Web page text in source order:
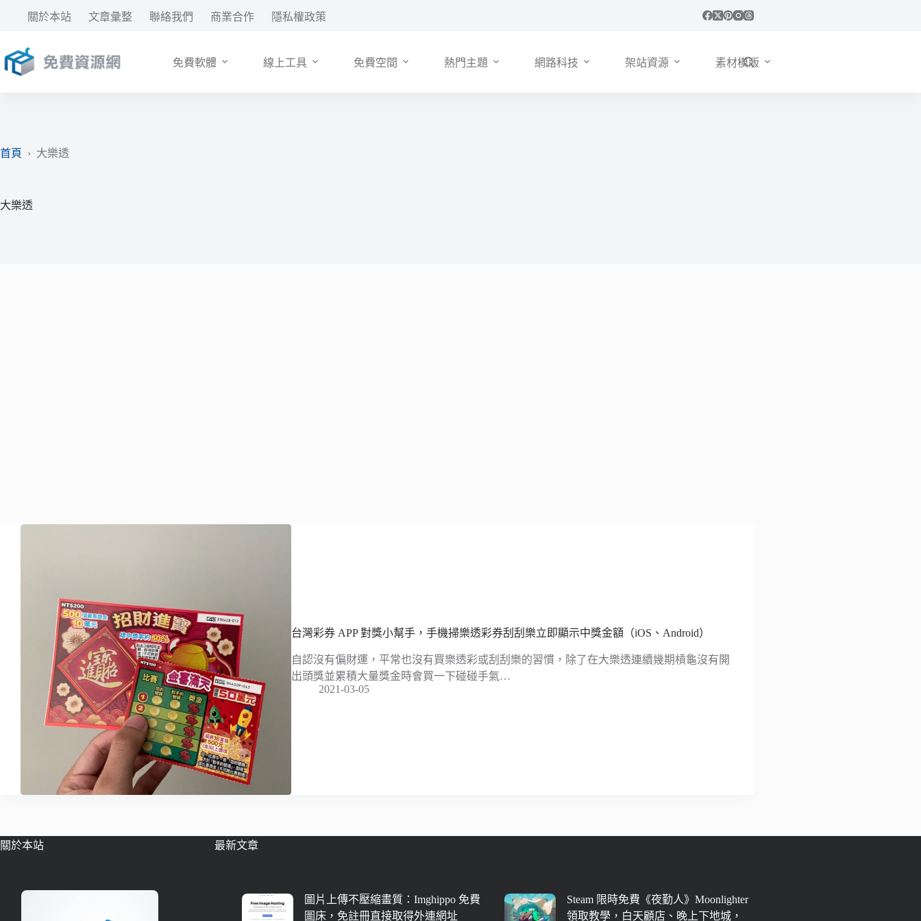
要
內
關於本站 文章彙整 聯絡我們 商業合作 隱私權政策
免費軟體 線上工具 免費空間 熱門主題 網路科技 架站資源 素材模版
首頁 › 大樂透
大樂透
台灣彩券 APP 對獎小幫手，手機掃樂透彩券刮刮樂立即顯示中獎金額（iOS、Android）
自認沒有偏財運，平常也沒有買樂透彩或刮刮樂的習慣，除了在大樂透連續幾期槓龜沒有開
出頭獎並累積大量獎金時會買一下碰碰手氣…
2021-03-05
關於本站 最新文章
圖片上傳不壓縮畫質：Imghippo 免費
圖床，免註冊直接取得外連網址
Steam 限時免費《夜勤人》Moonlighter
領取教學，白天顧店、晚上下地城，